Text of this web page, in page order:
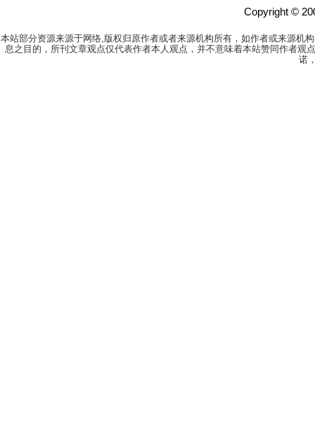
Copyright ©
本站部分资源来源于网络,版权归原作者或者来源机构所有，如作者或来源机
息之目的，所刊文章观点仅代表作者本人观点，并不意味着本站赞同作者
诺